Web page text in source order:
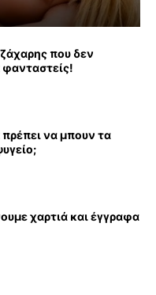
που δεν
να μπουν τα
χαρτιά και έγγραφα